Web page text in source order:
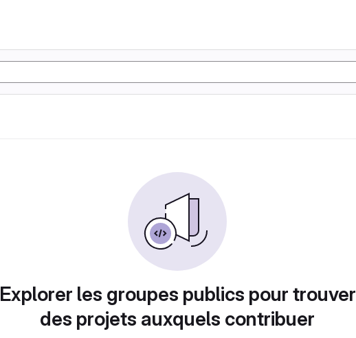
Explorer les groupes publics pour trouver
des projets auxquels contribuer